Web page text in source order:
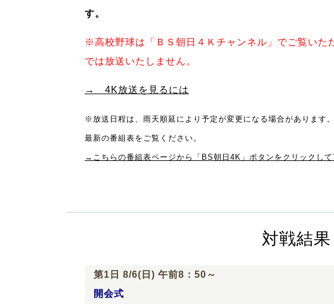
す。
※高校野球は「ＢＳ朝日４Ｋチャンネル」でご覧いた
では放送いたしません。
→ 4K放送を見るには
※放送日程は、雨天順延により予定が変更になる場合があります。
最新の番組表をご覧ください。
→こちらの番組表ページから「BS朝日4K」ボタンをクリックして
対戦結果
第1日 8/6(日) 午前8：50～
開会式